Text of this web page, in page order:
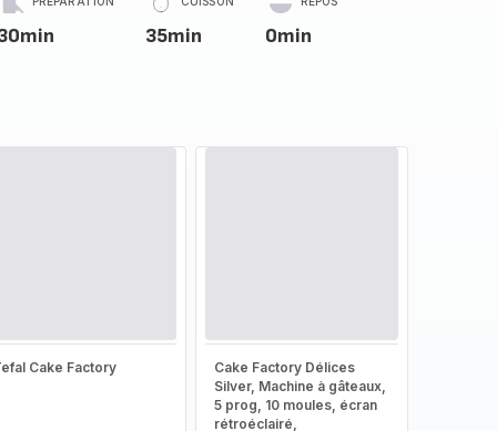
35min 0min
Cake Factory
Cake Factory Délices
Silver, Machine à gâteaux,
5 prog, 10 moules, écran
rétroéclairé,